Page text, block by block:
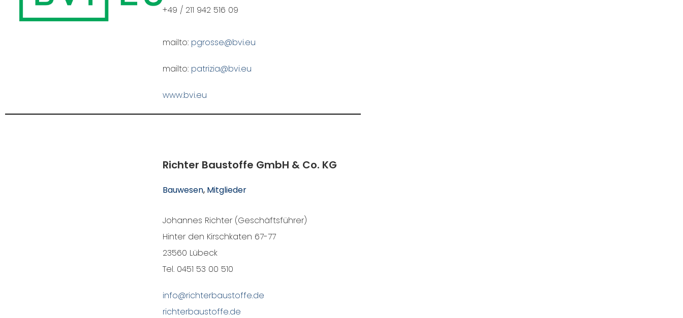
+49 / 211 942 516 09
mailto: pgrosse@bvi.eu
mailto: patrizia@bvi.eu
www.bvi.eu
Richter Baustoffe GmbH & Co. KG
Bauwesen, Mitglieder
Johannes Richter (Geschäftsführer)
Hinter den Kirschkaten 67-77
23560 Lübeck
Tel. 0451 53 00 510
info@richterbaustoffe.de
richterbaustoffe.de